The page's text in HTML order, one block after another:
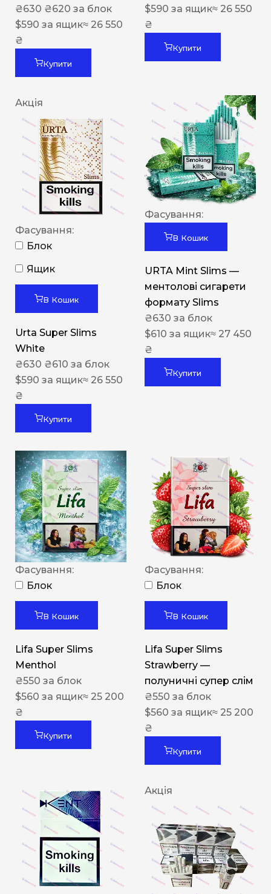
₴630 ₴620 за блок
$590 за ящик≈ 26 550
₴
Купити
$590 за ящик≈ 26 550
₴
Купити
Акція
Фасування:
Блок
Ящик
В Кошик
Urta Super Slims
White
₴630 ₴610 за блок
$590 за ящик≈ 26 550
₴
Купити
Фасування:
В Кошик
URTA Mint Slims —
ментолові сигарети
формату Slims
₴630 за блок
$610 за ящик≈ 27 450
₴
Купити
Фасування:
Блок
В Кошик
Lifa Super Slims
Menthol
₴550 за блок
$560 за ящик≈ 25 200
₴
Купити
Фасування:
Блок
В Кошик
Lifa Super Slims
Strawberry —
полуничні супер слім
₴550 за блок
$560 за ящик≈ 25 200
₴
Купити
Акція